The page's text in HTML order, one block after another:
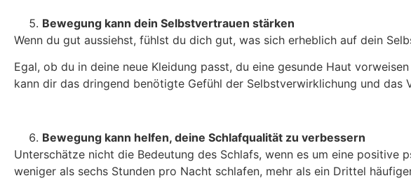
Bewegung kann dein Selbstvertrauen stärken
Wenn du gut aussiehst, fühlst du dich gut, was sich erheblich auf dein
Egal, ob du in deine neue Kleidung passt, du eine gesunde Haut
kann dir das dringend benötigte Gefühl der Selbstverwirklichung und das
Bewegung kann helfen, deine Schlafqualität zu verbessern
Unterschätze nicht die Bedeutung des Schlafs, wenn es um eine positive
weniger als sechs Stunden pro Nacht schlafen, mehr als ein Drittel